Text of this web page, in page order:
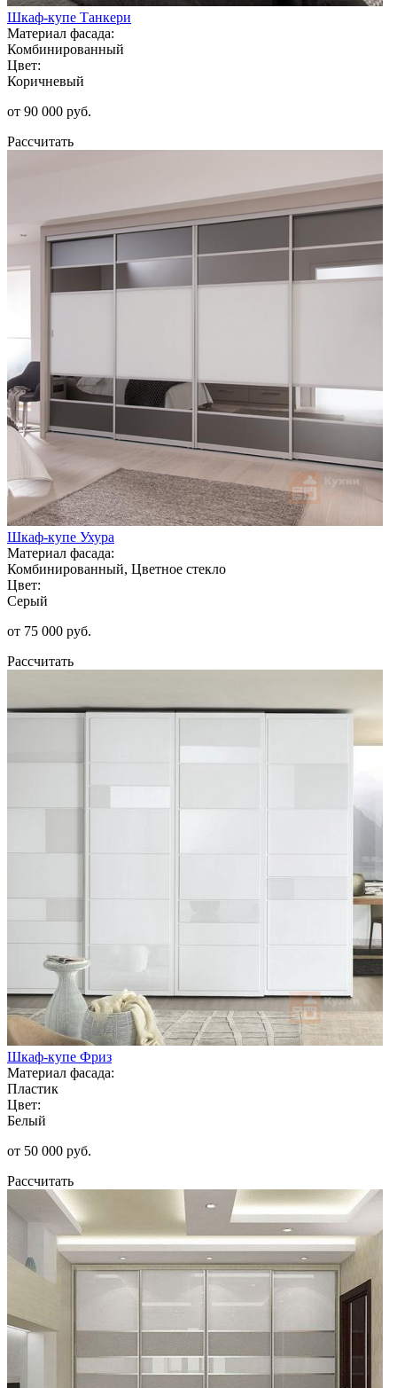
Шкаф-купе Танкери
Материал фасада:
Комбинированный
Цвет:
Коричневый
от 90 000 руб.
Рассчитать
Шкаф-купе Ухура
Материал фасада:
Комбинированный, Цветное стекло
Цвет:
Серый
от 75 000 руб.
Рассчитать
Шкаф-купе Фриз
Материал фасада:
Пластик
Цвет:
Белый
от 50 000 руб.
Рассчитать